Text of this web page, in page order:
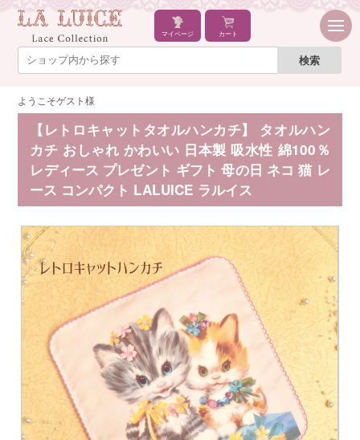
マイページ カート
ようこそゲスト様
【レトロキャットタオルハンカチ】 タオルハン
カチ おしゃれ かわいい 日本製 吸水性 綿100％
レディース プレゼント ギフト 母の日 ネコ 猫 レ
ース コンパクト LALUICE ラルイス